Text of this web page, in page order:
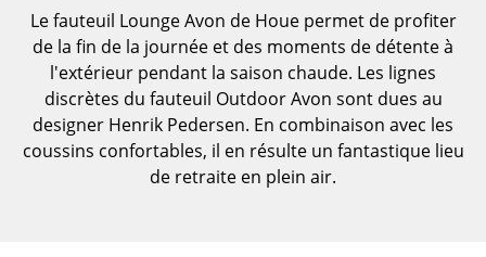
Chariots & Dessertes
Pièces détachées
... voir toutes les tables
Le fauteuil Lounge Avon de Houe permet de profiter
de la fin de la journée et des moments de détente à
l'extérieur pendant la saison chaude. Les lignes
discrètes du fauteuil Outdoor Avon sont dues au
designer Henrik Pedersen. En combinaison avec les
coussins confortables, il en résulte un fantastique lieu
de retraite en plein air.